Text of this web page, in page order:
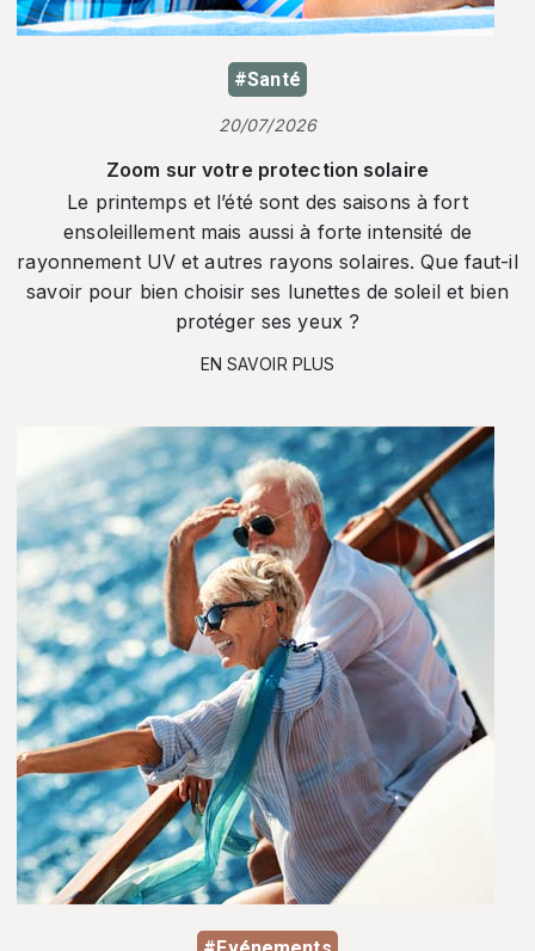
#Santé
20/07/2026
Zoom sur votre protection solaire
Le printemps et l’été sont des saisons à fort
ensoleillement mais aussi à forte intensité de
rayonnement UV et autres rayons solaires. Que faut-il
savoir pour bien choisir ses lunettes de soleil et bien
protéger ses yeux ?
EN SAVOIR PLUS